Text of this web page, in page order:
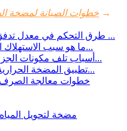
خطوات الصيانة لمضخة →
طرق التحكم في معدل تدفق مضخة الطرد المركزي ذات ...
ما هو سبب الاستهلاك العالي للطاقة لمضخة الطرد ا...
أسباب تلف مكونات الجزء الثابت لمضخة الطرد المرك...
تطبيق المضخة الحرارية الأرضية المصدر في ذوبان و...
خطوات معالجة
مضخة لتحويل